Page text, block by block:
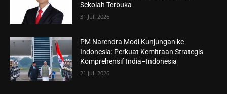
Sekolah Terbuka
31 Juli 2026
PM Narendra Modi Kunjungan ke
Indonesia: Perkuat Kemitraan Strategis
Komprehensif India–Indonesia
21 Juli 2026